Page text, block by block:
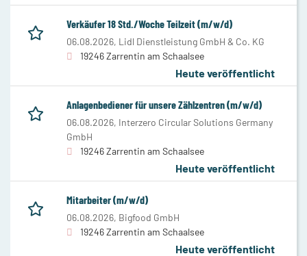
Verkäufer 18 Std./Woche Teilzeit (m/w/d)
06.08.2026, Lidl Dienstleistung GmbH & Co. KG
19246 Zarrentin am Schaalsee
Heute veröffentlicht
Anlagenbediener für unsere Zählzentren (m/w/d)
06.08.2026, Interzero Circular Solutions Germany
GmbH
19246 Zarrentin am Schaalsee
Heute veröffentlicht
Mitarbeiter (m/w/d)
06.08.2026, Bigfood GmbH
19246 Zarrentin am Schaalsee
Heute veröffentlicht